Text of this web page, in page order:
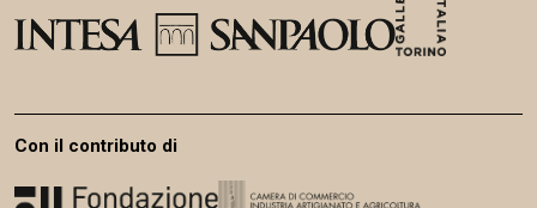
Con il contributo di